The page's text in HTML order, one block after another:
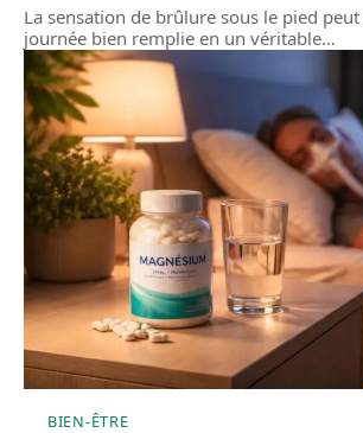
La sensation de brûlure sous le pied
journée bien remplie en un véritable…
BIEN-ÊTRE